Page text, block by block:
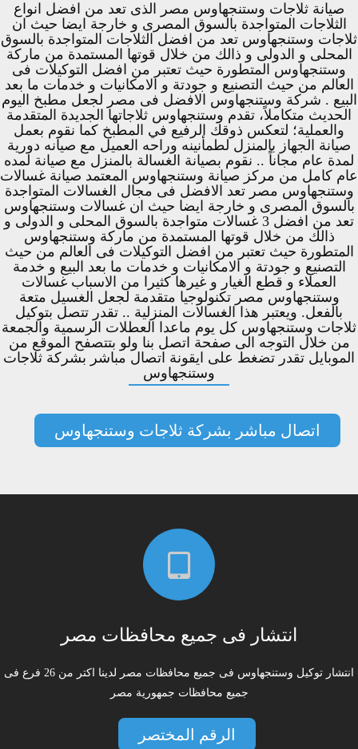
صيانة ثلاجات وستنجهاوس مصر الذى تعد من افضل انواع
الثلاجات المتواجدة بالسوق المصرى و خارجة ايضا حيث ان
ثلاجات وستنجهاوس تعد من افضل الثلاجات المتواجدة بالسوق
المحلى و الدولى و ذالك من خلال قوتها المستمدة من ماركة
وستنجهاوس المتطورة حيث تعتبر من افضل التوكيلات فى
العالم من حيث التصنيع و جودتة و الامكانيات و خدمات ما بعد
البيع . شركة وستنجهاوس الافضل فى مصر لجعل مطبخ اليوم
الحديث متكاملاً، تقدم وستنجهاوس ثلاجاتها الجديدة المتقدمة
والعملية؛ لتعكس ذوقك الرفيع في المطبخ كما نقوم بعمل
صيانة الجهاز بالمنزل لطمأنينه وراحه العميل مع صيانه دورية
لمدة عام مجاناً .. نقوم بصيانة الغسالة بالمنزل مع صيانة لمده
عام كامل من مركز صيانة وستنجهاوس المعتمد صيانة غسالات
وستنجهاوس مصر تعد الافضل فى مجال الغسالات المتواجدة
بالسوق المصرى و خارجة ايضا حيث ان غسالات وستنجهاوس
تعد من افضل 3 غسالات متواجدة بالسوق المحلى و الدولى و
ذالك من خلال قوتها المستمدة من ماركة وستنجهاوس
المتطورة حيث تعتبر من افضل التوكيلات فى العالم من حيث
التصنيع و جودتة و الامكانيات و خدمات ما بعد البيع و خدمة
العملاء و قطع الغيار و غيرها كثيرا من الاسباب غسالات
وستنجهاوس مصر تكنولوجيا متقدمة لجعل الغسيل متعة
بالفعل. ويعتبر هذا الغسالات المنزلية .. تقدر تتصل بتوكيل
ثلاجات وستنجهاوس كل يوم ماعدا العطلات الرسمية والجمعة
من خلال التوجه الى صفحة اتصل بنا ولو بتتصفح الموقع من
الموبايل تقدر تضغط على ايقونة اتصال مباشر بشركة ثلاجات
وستنجهاوس
اتصال مباشر بشركة ثلاجات وستنجهاوس
انتشار فى جميع محافظات مصر
انتشار توكيل وستنجهاوس فى جميع محافظات مصر لدينا اكتر من 26 فرع فى
جميع محافظات جمهورية مصر
الرقم المختصر